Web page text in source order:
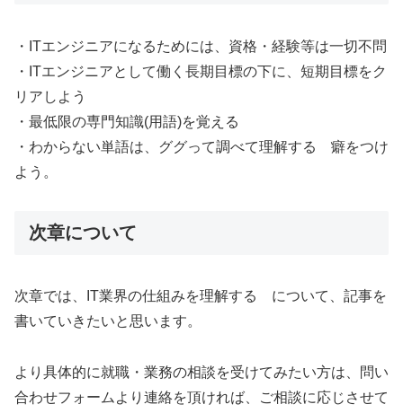
・ITエンジニアになるためには、資格・経験等は一切不問
・ITエンジニアとして働く長期目標の下に、短期目標をク
リアしよう
・最低限の専門知識(用語)を覚える
・わからない単語は、ググって調べて理解する 癖をつけ
よう。
次章について
次章では、IT業界の仕組みを理解する について、記事を
書いていきたいと思います。
より具体的に就職・業務の相談を受けてみたい方は、問い
合わせフォームより連絡を頂ければ、ご相談に応じさせて